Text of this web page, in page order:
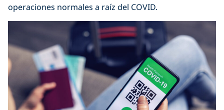
operaciones normales a raíz del COVID.